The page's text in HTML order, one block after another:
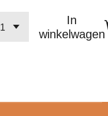
In
winkelwagen